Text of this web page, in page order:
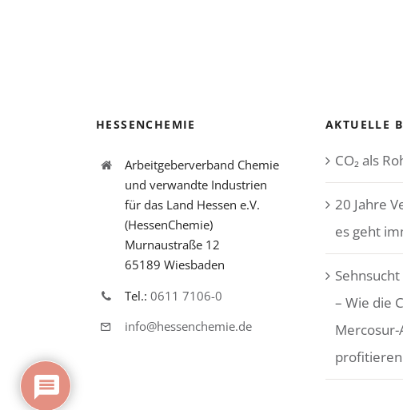
HESSENCHEMIE
Arbeitgeberverband Chemie
und verwandte Industrien
für das Land Hessen e.V.
(HessenChemie)
Murnaustraße 12
65189 Wiesbaden
Tel.: 0611 7106-0
info@hessenchemie.de
AKTUELLE
CO₂ als
20 Jahre
es geht
– Wie die